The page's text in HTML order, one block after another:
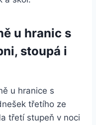
u hranic s
stoupá i
u hranice s
třetího ze
třetí stupeň v noci